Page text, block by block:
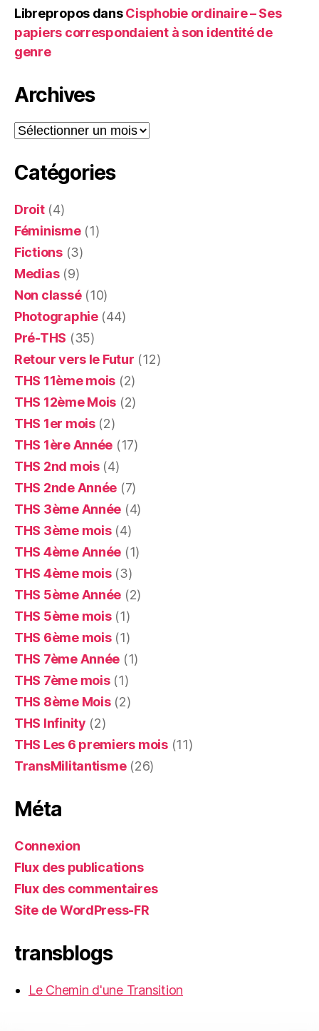
Librepropos dansCisphobie ordinaire – Ses
papiers correspondaient à son identité de
genre
Archives
Archives
Catégories
Droit(4)
Féminisme(1)
Fictions(3)
Medias(9)
Non classé(10)
Photographie(44)
Pré-THS (35)
Retour vers le Futur (12)
THS 11ème mois (2)
THS 12ème Mois (2)
THS 1er mois(2)
THS 1ère Année (17)
THS 2nd mois(4)
THS 2nde Année (7)
THS 3ème Année (4)
THS 3ème mois(4)
THS 4ème Année (1)
THS 4ème mois(3)
THS 5ème Année (2)
THS 5ème mois(1)
THS 6ème mois(1)
THS 7ème Année (1)
THS 7ème mois(1)
THS 8ème Mois(2)
THS Infinity (2)
THS Les 6 premiers mois(11)
TransMilitantisme(26)
Méta
Connexion
Flux des publications
Flux des commentaires
Site de WordPress-FR
transblogs
Le Chemin d'une Transition